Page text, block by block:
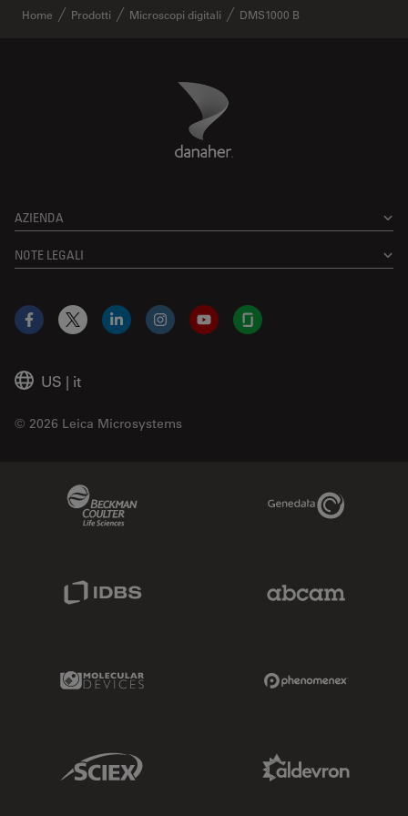
Home Prodotti Microscopi digitali DMS1000 B
Danaher Logo
AZIENDA
NOTE LEGALI
US | it
© 2026 Leica Microsystems
Facebook
X LinkedInInstagramYouTubeGlassdoor
Genedata Link
IDBS Link
Molecular Devices Link
Sciex Link